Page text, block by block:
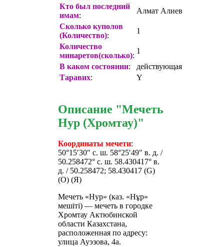
Кто был последний
имам:
Алмат Алиев
Сколько куполов
(Количество):
1
Количество
минаретов(сколько):
1
В каком состоянии:
действующая
Таравих: Y
Описание "Мечеть
Нур (Хромтау)"
Координаты мечети:
50°15′30″ с. ш. 58°25′49″ в. д. /
50.258472° с. ш. 58.430417° в.
д. / 50.258472; 58.430417 (G)
(O) (Я)
Мечеть «Нур» (каз. «Нұр»
мешіті) — мечеть в городке
Хромтау Актюбинской
области Казахстана,
расположенная по адресу:
улица Ауэзова, 4а.